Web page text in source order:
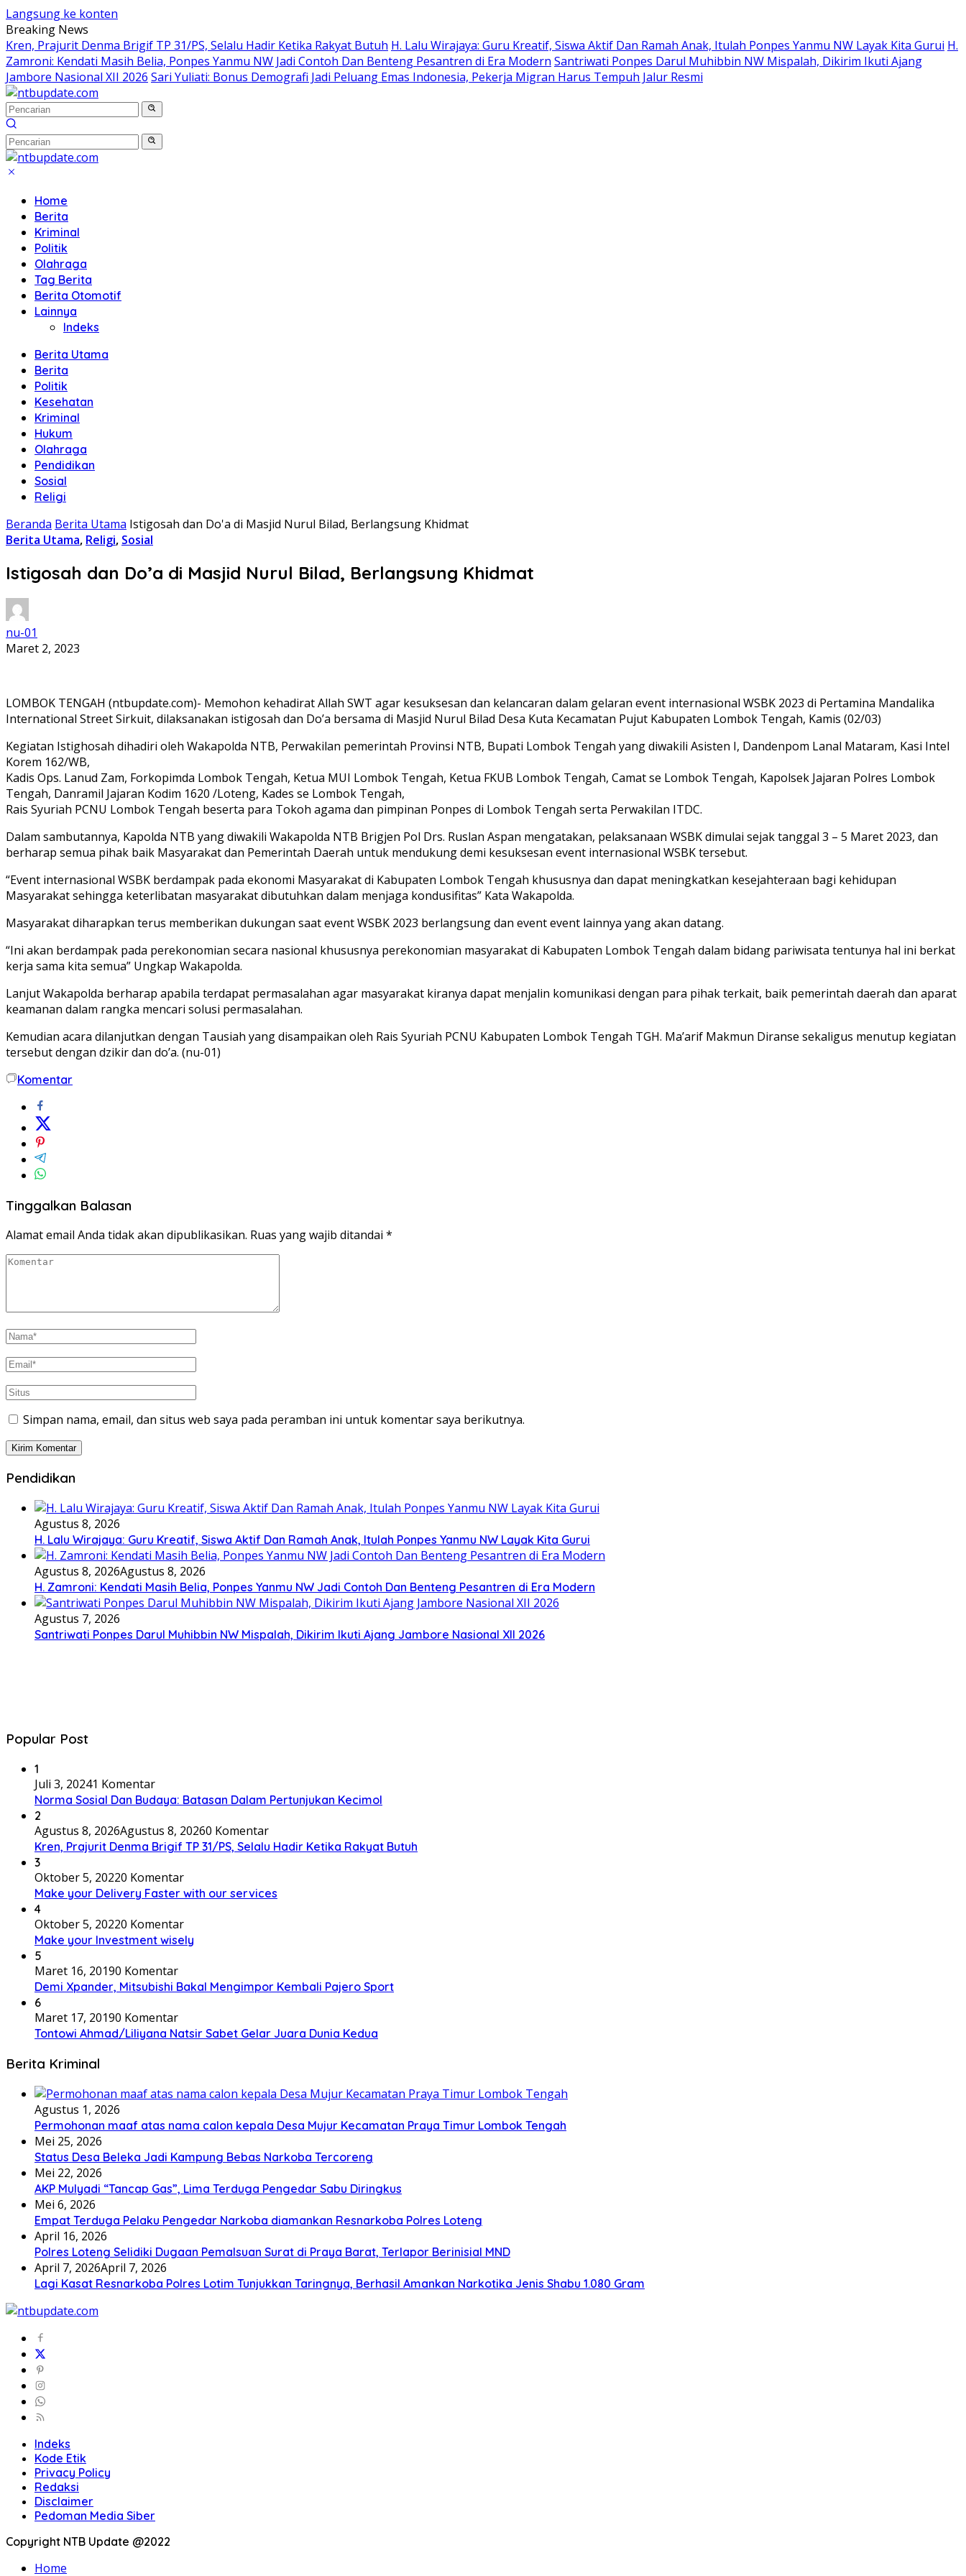
Langsung ke konten
Breaking News
Kren, Prajurit Denma Brigif TP 31/PS, Selalu Hadir Ketika Rakyat Butuh H. Lalu Wirajaya: Guru Kreatif, Siswa Aktif Dan Ramah Anak, Itulah Ponpes Yanmu NW Layak Kita Gurui H.
Zamroni: Kendati Masih Belia, Ponpes Yanmu NW Jadi Contoh Dan Benteng Pesantren di Era Modern Santriwati Ponpes Darul Muhibbin NW Mispalah, Dikirim Ikuti Ajang
Jambore Nasional XII 2026 Sari Yuliati: Bonus Demografi Jadi Peluang Emas Indonesia, Pekerja Migran Harus Tempuh Jalur Resmi
Home
Berita
Kriminal
Politik
Olahraga
Tag Berita
Berita Otomotif
Lainnya
Indeks
Berita Utama
Berita
Politik
Kesehatan
Kriminal
Hukum
Olahraga
Pendidikan
Sosial
Religi
Beranda Berita Utama Istigosah dan Do'a di Masjid Nurul Bilad, Berlangsung Khidmat
Berita Utama, Religi, Sosial
Istigosah dan Do’a di Masjid Nurul Bilad, Berlangsung Khidmat
nu-01
Maret 2, 2023
LOMBOK TENGAH (ntbupdate.com)- Memohon kehadirat Allah SWT agar kesuksesan dan kelancaran dalam gelaran event internasional WSBK 2023 di Pertamina Mandalika
International Street Sirkuit, dilaksanakan istigosah dan Do’a bersama di Masjid Nurul Bilad Desa Kuta Kecamatan Pujut Kabupaten Lombok Tengah, Kamis (02/03)
Kegiatan Istighosah dihadiri oleh Wakapolda NTB, Perwakilan pemerintah Provinsi NTB, Bupati Lombok Tengah yang diwakili Asisten I, Dandenpom Lanal Mataram, Kasi Intel
Korem 162/WB,
Kadis Ops. Lanud Zam, Forkopimda Lombok Tengah, Ketua MUI Lombok Tengah, Ketua FKUB Lombok Tengah, Camat se Lombok Tengah, Kapolsek Jajaran Polres Lombok
Tengah, Danramil Jajaran Kodim 1620 /Loteng, Kades se Lombok Tengah,
Rais Syuriah PCNU Lombok Tengah beserta para Tokoh agama dan pimpinan Ponpes di Lombok Tengah serta Perwakilan ITDC.
Dalam sambutannya, Kapolda NTB yang diwakili Wakapolda NTB Brigjen Pol Drs. Ruslan Aspan mengatakan, pelaksanaan WSBK dimulai sejak tanggal 3 – 5 Maret 2023, dan
berharap semua pihak baik Masyarakat dan Pemerintah Daerah untuk mendukung demi kesuksesan event internasional WSBK tersebut.
“Event internasional WSBK berdampak pada ekonomi Masyarakat di Kabupaten Lombok Tengah khususnya dan dapat meningkatkan kesejahteraan bagi kehidupan
Masyarakat sehingga keterlibatan masyarakat dibutuhkan dalam menjaga kondusifitas” Kata Wakapolda.
Masyarakat diharapkan terus memberikan dukungan saat event WSBK 2023 berlangsung dan event event lainnya yang akan datang.
“Ini akan berdampak pada perekonomian secara nasional khususnya perekonomian masyarakat di Kabupaten Lombok Tengah dalam bidang pariwisata tentunya hal ini berkat
kerja sama kita semua” Ungkap Wakapolda.
Lanjut Wakapolda berharap apabila terdapat permasalahan agar masyarakat kiranya dapat menjalin komunikasi dengan para pihak terkait, baik pemerintah daerah dan aparat
keamanan dalam rangka mencari solusi permasalahan.
Kemudian acara dilanjutkan dengan Tausiah yang disampaikan oleh Rais Syuriah PCNU Kabupaten Lombok Tengah TGH. Ma’arif Makmun Diranse sekaligus menutup kegiatan
tersebut dengan dzikir dan do’a. (nu-01)
Komentar
Tinggalkan Balasan
Alamat email Anda tidak akan dipublikasikan. Ruas yang wajib ditandai *
Simpan nama, email, dan situs web saya pada peramban ini untuk komentar saya berikutnya.
Pendidikan
Agustus 8, 2026
H. Lalu Wirajaya: Guru Kreatif, Siswa Aktif Dan Ramah Anak, Itulah Ponpes Yanmu NW Layak Kita Gurui
Agustus 8, 2026Agustus 8, 2026
H. Zamroni: Kendati Masih Belia, Ponpes Yanmu NW Jadi Contoh Dan Benteng Pesantren di Era Modern
Agustus 7, 2026
Santriwati Ponpes Darul Muhibbin NW Mispalah, Dikirim Ikuti Ajang Jambore Nasional XII 2026
Popular Post
1
Juli 3, 20241 Komentar
Norma Sosial Dan Budaya: Batasan Dalam Pertunjukan Kecimol
2
Agustus 8, 2026Agustus 8, 20260 Komentar
Kren, Prajurit Denma Brigif TP 31/PS, Selalu Hadir Ketika Rakyat Butuh
3
Oktober 5, 20220 Komentar
Make your Delivery Faster with our services
4
Oktober 5, 20220 Komentar
Make your Investment wisely
5
Maret 16, 20190 Komentar
Demi Xpander, Mitsubishi Bakal Mengimpor Kembali Pajero Sport
6
Maret 17, 20190 Komentar
Tontowi Ahmad/Liliyana Natsir Sabet Gelar Juara Dunia Kedua
Berita Kriminal
Agustus 1, 2026
Permohonan maaf atas nama calon kepala Desa Mujur Kecamatan Praya Timur Lombok Tengah
Mei 25, 2026
Status Desa Beleka Jadi ‎Kampung Bebas Narkoba Tercoreng
Mei 22, 2026
AKP Mulyadi “Tancap Gas”, Lima Terduga Pengedar Sabu Diringkus
Mei 6, 2026
Empat Terduga Pelaku Pengedar Narkoba diamankan Resnarkoba Polres Loteng
April 16, 2026
Polres Loteng Selidiki Dugaan Pemalsuan Surat di Praya Barat, Terlapor Berinisial MND
April 7, 2026April 7, 2026
Lagi Kasat Resnarkoba Polres Lotim Tunjukkan Taringnya, Berhasil Amankan Narkotika Jenis Shabu 1.080 Gram
Indeks
Kode Etik
Privacy Policy
Redaksi
Disclaimer
Pedoman Media Siber
Copyright NTB Update @2022
Home